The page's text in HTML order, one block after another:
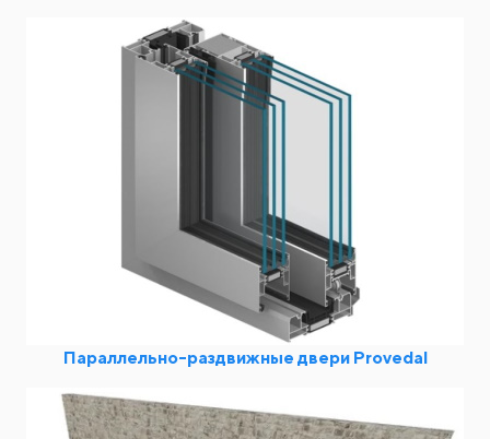
Параллельно-раздвижные двери Provedal